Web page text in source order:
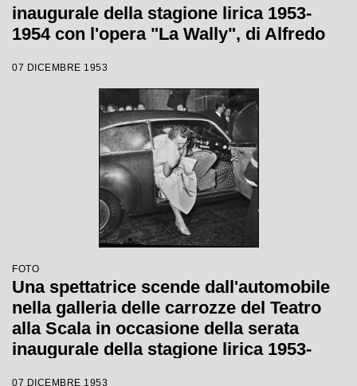
inaugurale della stagione lirica 1953-
1954 con l'opera "La Wally", di Alfredo
con la regia di Tatiana Pavlova
07 DICEMBRE 1953
FOTO
Una spettatrice scende dall'automobile
nella galleria delle carrozze del Teatro
alla Scala in occasione della serata
inaugurale della stagione lirica 1953-
07 DICEMBRE 1953